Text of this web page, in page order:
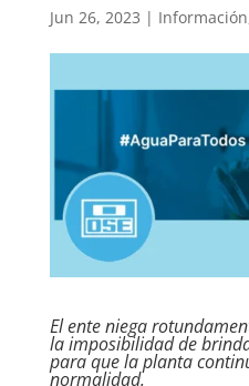
Jun 26, 2023 | Información
El ente niega
la imposibilidad de
para que la planta
normalidad.